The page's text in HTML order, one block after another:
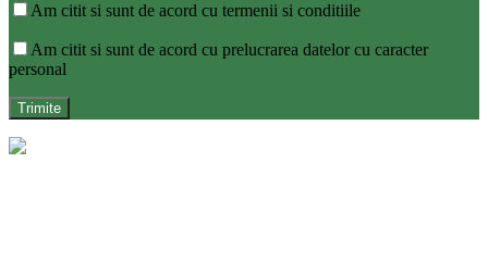
Am citit si sunt de acord cu termenii si conditiile
Am citit si sunt de acord cu prelucrarea datelor cu caracter
personal